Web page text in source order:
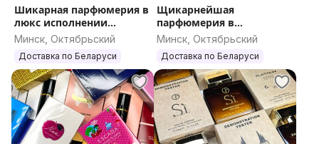
Шикарная парфюмерия в
люкс исполнении
50мл.ОАЭ
Минск, Октябрьский
Доставка по Беларуси
Щикарнейшая
парфюмерия в
оригинальном
исполнении . Люкс 30 мл.
Производитель ОАЭ.
Минск, Октябрьский
Доставка по Беларуси